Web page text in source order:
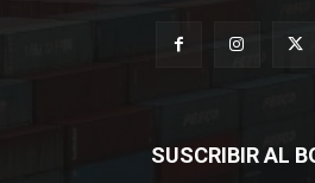
SUSCRIBIR AL